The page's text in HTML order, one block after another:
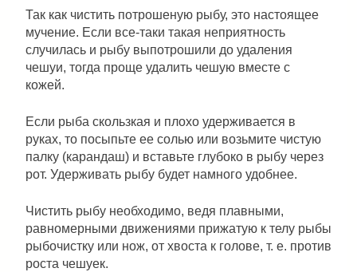
Так как чистить потрошеную рыбу, это настоящее
мучение. Если все-таки такая неприятность
случилась и рыбу выпотрошили до удаления
чешуи, тогда проще удалить чешую вместе с
кожей.
Если рыба скользкая и плохо удерживается в
руках, то посыпьте ее солью или возьмите чистую
палку (карандаш) и вставьте глубоко в рыбу через
рот. Удерживать рыбу будет намного удобнее.
Чистить рыбу необходимо, ведя плавными,
равномерными движениями прижатую к телу рыбы
рыбочистку или нож, от хвоста к голове, т. е. против
роста чешуек.